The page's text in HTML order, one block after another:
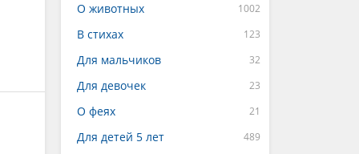
О животных
В стихах
Для мальчиков
Для девочек
О феях
Для детей 5 лет